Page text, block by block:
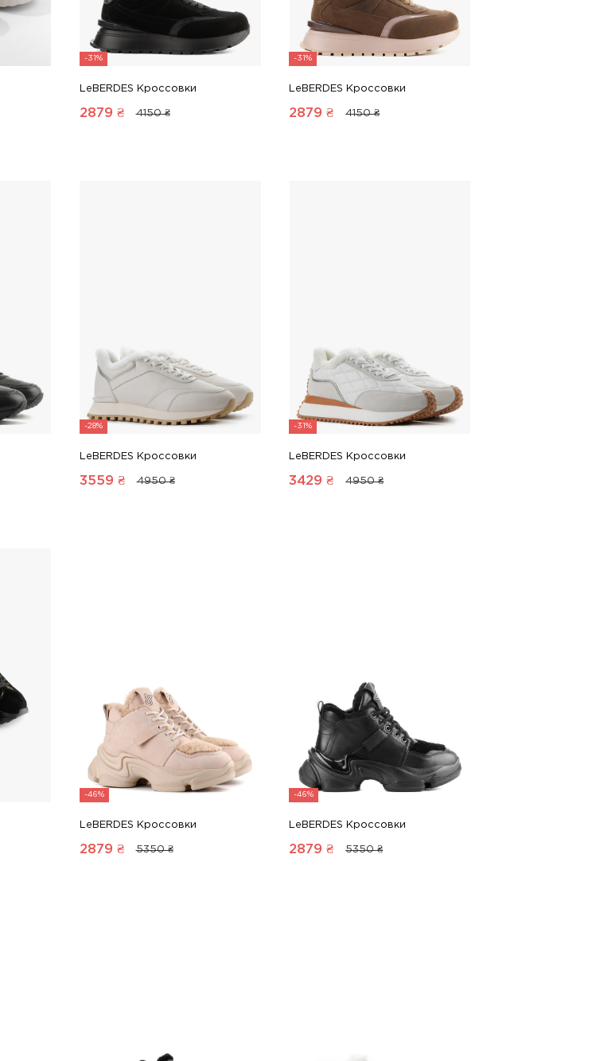
-31%
LeBERDES Кроссовки
2879 ₴ 4150 ₴
-31%
LeBERDES Кроссовки
2879 ₴ 4150 ₴
-28%
LeBERDES Кроссовки
3559 ₴ 4950 ₴
-31%
LeBERDES Кроссовки
3429 ₴ 4950 ₴
-46%
LeBERDES Кроссовки
2879 ₴ 5350 ₴
-46%
LeBERDES Кроссовки
2879 ₴ 5350 ₴